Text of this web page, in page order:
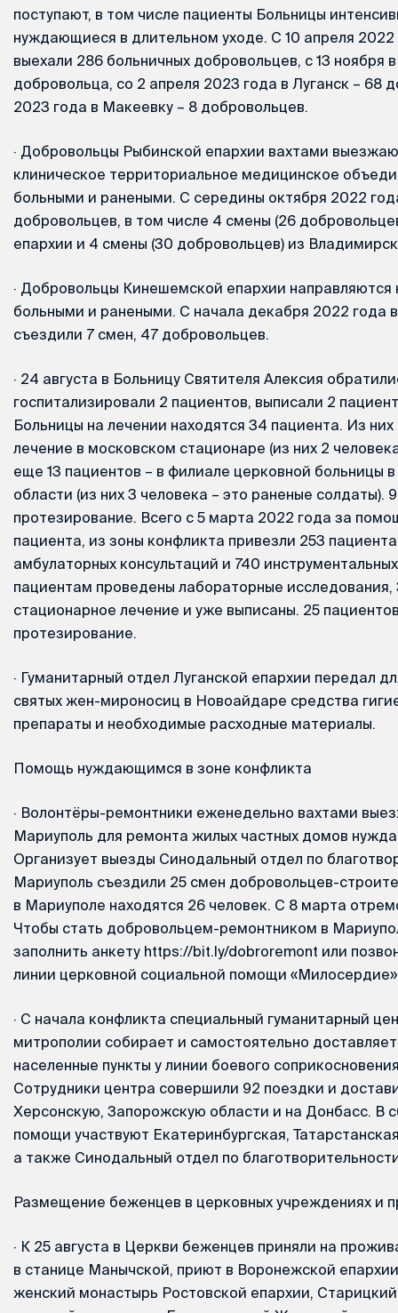
поступают, в том числе пациенты Больницы
нуждающиеся в длительном уходе. С 10 апреля
выехали 286 больничных добровольцев, с 13 ноября
добровольца, со 2 апреля 2023 года в Луганск – 68
2023 года в Макеевку – 8 добровольцев.
· Добровольцы Рыбинской епархии вахтами
клиническое территориальное медицинское
больными и ранеными. С середины октября 2022
добровольцев, в том числе 4 смены (26
епархии и 4 смены (30 добровольцев) из
· Добровольцы Кинешемской епархии направляются
больными и ранеными. С начала декабря 2022 года
съездили 7 смен, 47 добровольцев.
· 24 августа в Больницу Святителя Алексия
госпитализировали 2 пациентов, выписали 2
Больницы на лечении находятся 34 пациента. Из них
лечение в московском стационаре (из них 2
еще 13 пациентов – в филиале церковной больницы
области (из них 3 человека – это раненые солдаты).
протезирование. Всего с 5 марта 2022 года за
пациента, из зоны конфликта привезли 253
амбулаторных консультаций и 740
пациентам проведены лабораторные
стационарное лечение и уже выписаны. 25
протезирование.
· Гуманитарный отдел Луганской епархии передал
святых жен-мироносиц в Новоайдаре средства
препараты и необходимые расходные материалы.
Помощь нуждающимся в зоне конфликта
· Волонтёры-ремонтники еженедельно вахтами
Мариуполь для ремонта жилых частных домов
Организует выезды Синодальный отдел по
Мариуполь съездили 25 смен добровольцев-
в Мариуполе находятся 26 человек. С 8 марта
Чтобы стать добровольцем-ремонтником в
заполнить анкету https://bit.ly/dobroremont или
линии церковной социальной помощи
· С начала конфликта специальный гуманитарный
митрополии собирает и самостоятельно
населенные пункты у линии боевого
Сотрудники центра совершили 92 поездки и
Херсонскую, Запорожскую области и на Донбасс. В
помощи участвуют Екатеринбургская,
а также Синодальный отдел по
Размещение беженцев в церковных учреждениях и
· К 25 августа в Церкви беженцев приняли на
в станице Манычской, приют в Воронежской
женский монастырь Ростовской епархии,